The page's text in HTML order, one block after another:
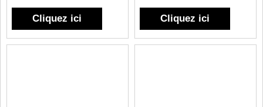
Cliquez ici Cliquez ici